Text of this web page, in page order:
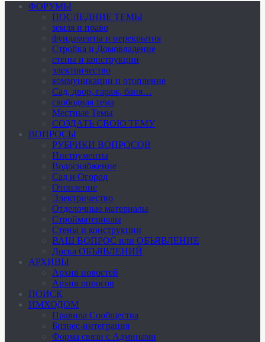
ФОРУМЫ
ПОСЛЕДНИЕ ТЕМЫ
земля и право
фундаменты и перекрытия
Стройка и Домовладение
стены и конструкции
электричество
коммуникации и отопление
Cад, двор, гараж, баня…
свободная тема
Местные Темы
СОЗДАТЬ СВОЮ ТЕМУ
ВОПРОСЫ
РУБРИКИ ВОПРОСОВ
Инструменты
Водоснабжение
Сад и Огород
Отопление
Электричество
Отделочные материалы
Стройматериалы
Стены и конструкции
ВАШ ВОПРОС или ОБЪЯВЛЕНИЕ
Доска ОБЪЯВЛЕНИЙ
АРХИВЫ
Архив новостей
Архив опросов
ПОИСК
ИМХОДОМ
Правила Сообщества
Бизнес-интеграция
Форма связи с Админами